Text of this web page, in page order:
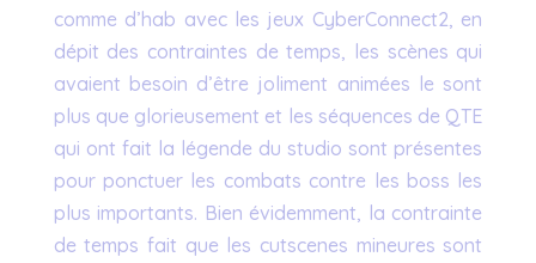
comme d’hab avec les jeux CyberConnect2, en
dépit des contraintes de temps, les scènes qui
avaient besoin d’être joliment animées le sont
plus que glorieusement et les séquences de QTE
qui ont fait la légende du studio sont présentes
pour ponctuer les combats contre les boss les
plus importants. Bien évidemment, la contrainte
de temps fait que les cutscenes mineures sont